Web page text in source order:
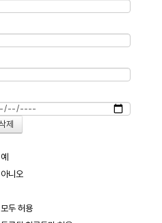
예
아니오
모두 허용